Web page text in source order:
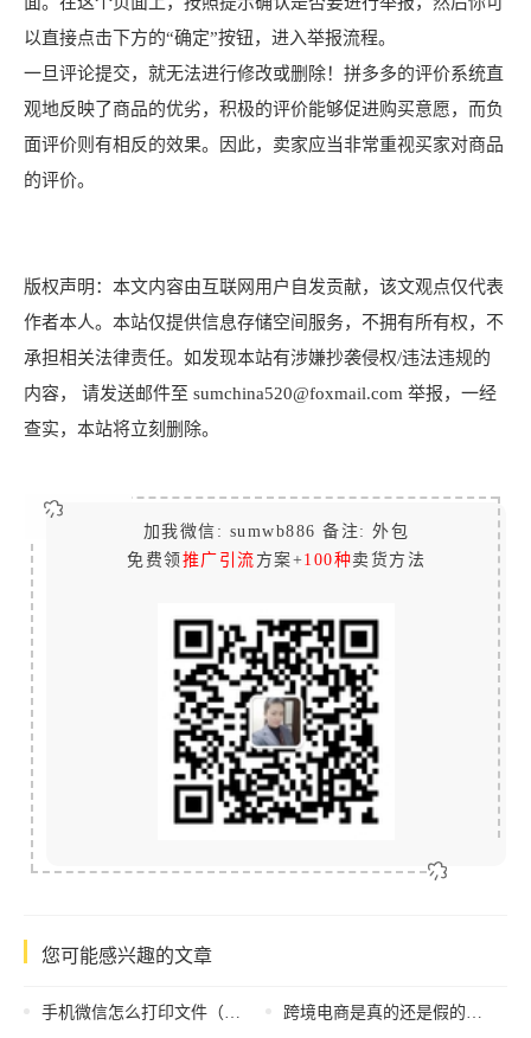
以直接点击下方的“确定”按钮，进入举报流程。
一旦评论提交，就无法进行修改或删除！拼多多的评价系统直
观地反映了商品的优劣，积极的评价能够促进购买意愿，而负
面评价则有相反的效果。因此，卖家应当非常重视买家对商品
的评价。
版权声明：本文内容由互联网用户自发贡献，该文观点仅代表
作者本人。本站仅提供信息存储空间服务，不拥有所有权，不
承担相关法律责任。如发现本站有涉嫌抄袭侵权/违法违规的
内容， 请发送邮件至 sumchina520@foxmail.com 举报，一经
查实，本站将立刻删除。
加我微信: sumwb886 备注: 外包
免费领 推广引流 方案+100种卖货方法
您可能感兴趣的文章
手机微信怎么打印文件（微信怎么打印文件图片华为平板电脑）
跨境电商是真的还是假的，跨境电商发展趋势？